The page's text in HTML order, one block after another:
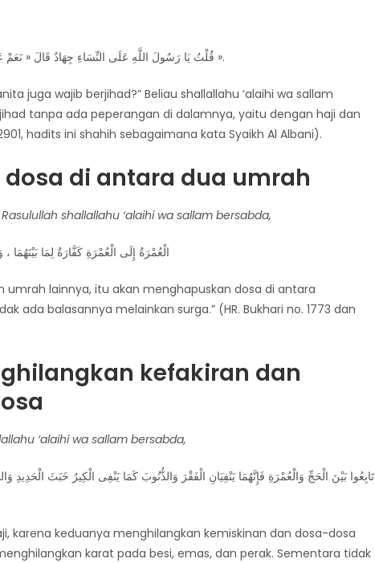
قُلْتُ يَا رَسُولَ اللَّهِ عَلَى النِّسَاءِ جِهَادٌ قَالَ « نَعَمْ عَلَيْهِنَّ جِهَادٌ لاَ قِتَالَ فِيهِ الْحَجُّ وَالْعُمْرَةُ ».
juga wajib berjihad?” Beliau shallallahu ‘alaihi wa sallam
tanpa ada peperangan di dalamnya, yaitu dengan haji dan
hadits ini shahih sebagaimana kata Syaikh Al Albani).
dosa di antara dua umrah
shallallahu ‘alaihi wa sallam bersabda,
الْعُمْرَةُ إِلَى الْعُمْرَةِ كَفَّارَةٌ لِمَا بَيْنَهُمَا
umrah lainnya, itu akan menghapuskan dosa di antara
ada balasannya melainkan surga.” (HR. Bukhari no. 1773 dan
kefakiran dan
‘alaihi wa sallam bersabda,
تَابِعُوا بَيْنَ الْحَجِّ وَالْعُمْرَةِ فَإِنَّهُمَا يَنْفِيَانِ الْفَقْرَ وَالذُّنُوبَ كَمَا يَنْفِى الْكِيرُ خَبَثَ
karena keduanya menghilangkan kemiskinan dan dosa-dosa
karat pada besi, emas, dan perak. Sementara tidak